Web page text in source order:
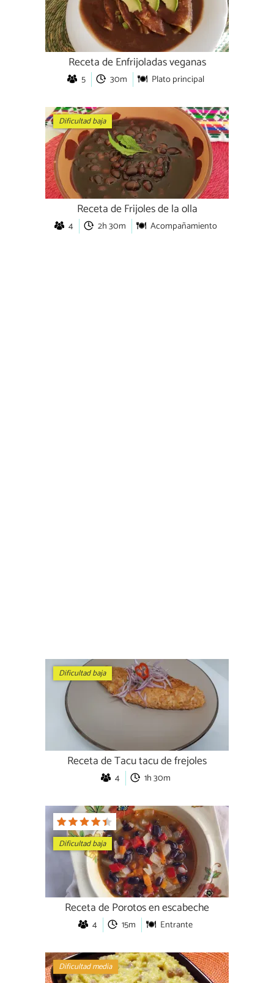
Receta de Enfrijoladas veganas
5 30m Plato principal
Dificultad baja
Receta de Frijoles de la olla
4 2h 30m Acompañamiento
Dificultad baja
Receta de Tacu tacu de frejoles
4 1h 30m
Dificultad baja
Receta de Porotos en escabeche
4 15m Entrante
Dificultad media